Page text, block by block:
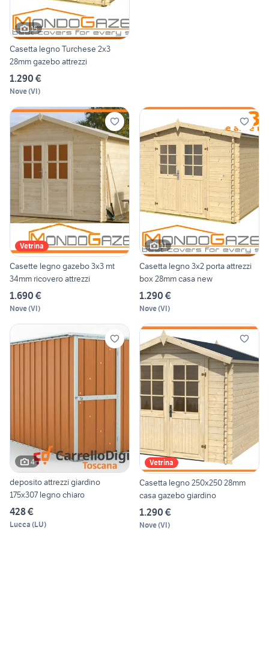
15
Casetta legno Turchese 2x3
28mm gazebo attrezzi
1.290 €
Nove(VI)
Vetrina
Casette legno gazebo 3x3 mt
34mm ricovero attrezzi
1.690 €
Nove(VI)
11
Casetta legno 3x2 porta attrezzi
box 28mm casa new
1.290 €
Nove(VI)
4
deposito attrezzi giardino
175x307 legno chiaro
428 €
Lucca (LU)
Vetrina
Casetta legno 250x250 28mm
casa gazebo giardino
1.290 €
Nove(VI)